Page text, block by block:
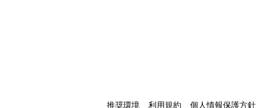
推奨環境 利用規約 個人情報保護方針